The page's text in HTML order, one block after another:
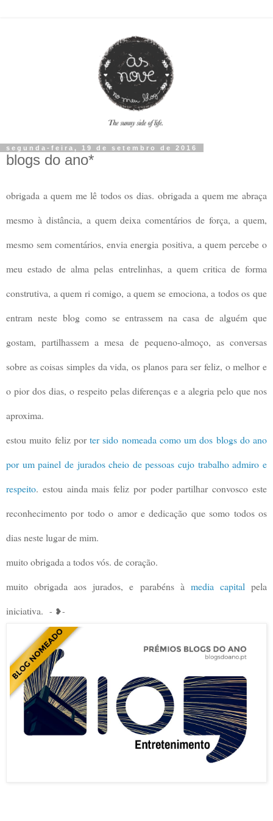
segunda-feira, 19 de setembro de 2016
blogs do ano*
obrigada a quem me lê todos os dias. obrigada a quem me abraça
mesmo à distância, a quem deixa comentários de força, a quem,
mesmo sem comentários, envia energia positiva, a quem percebe o
meu estado de alma pelas entrelinhas, a quem critica de forma
construtiva, a quem ri comigo, a quem se emociona, a todos os que
entram neste blog como se entrassem na casa de alguém que
gostam, partilhassem a mesa de pequeno-almoço, as conversas
sobre as coisas simples da vida, os planos para ser feliz, o melhor e
o pior dos dias, o respeito pelas diferenças e a alegria pelo que nos
aproxima.
estou muito feliz por ter sido nomeada como um dos blogs do ano
por um painel de jurados cheio de pessoas cujo trabalho admiro e
respeito. estou ainda mais feliz por poder partilhar convosco este
reconhecimento por todo o amor e dedicação que somo todos os
dias neste lugar de mim.
muito obrigada a todos vós. de coração.
muito obrigada aos jurados, e parabéns à media capitalpela
iniciativa. - ❥-